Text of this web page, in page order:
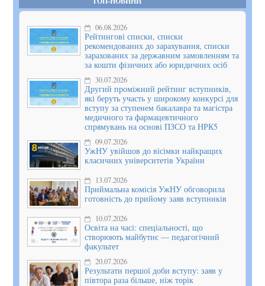
06.08.2026
Рейтингові списки, списки
рекомендованих до зарахування, списки
зарахованих за державним замовленням та
за кошти фізичних або юридичних осіб
30.07.2026
Другий проміжний рейтинг вступників,
які беруть участь у широкому конкурсі для
вступу за ступенем бакалавра та магістра
медичного та фармацевтичного
спрямувань на основі ПЗСО та НРК5
09.07.2026
УжНУ увійшов до вісімки найкращих
класичних університетів України
13.07.2026
Приймальна комісія УжНУ обговорила
готовність до прийому заяв вступників
10.07.2026
Освіта на часі: спеціальності, що
створюють майбутнє — педагогічний
факультет
20.07.2026
Результати першої доби вступу: заяв у
півтора раза більше, ніж торік